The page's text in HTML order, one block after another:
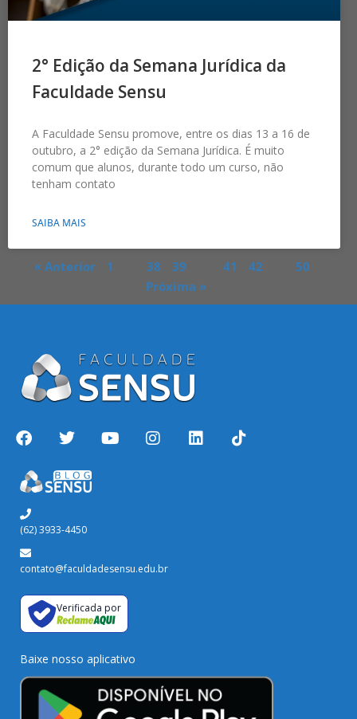
2° Edição da Semana Jurídica da
Faculdade Sensu
A Faculdade Sensu promove, entre os dias 13 a 16 de
outubro, a 2° edição da Semana Jurídica. É muito
comum que alunos, durante todo um curso, não
tenham contato
SAIBA MAIS
« Anterior 1 38 39 41 42
50
Próxima »
(62) 3933-4450
contato@faculdadesensu.edu.br
Verificada por
Baixe nosso aplicativo